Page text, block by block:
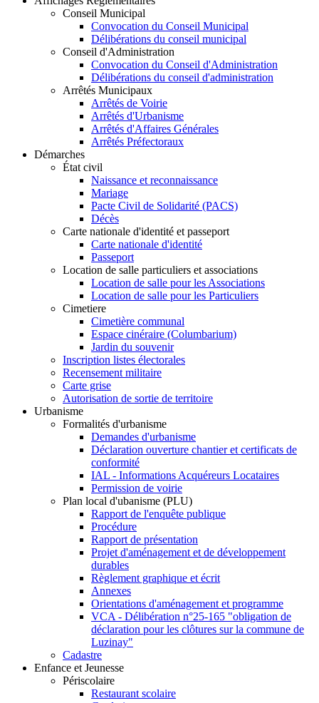
Conseil Municipal
Convocation du Conseil Municipal
Délibérations du conseil municipal
Conseil d'Administration
Convocation du Conseil d'Administration
Délibérations du conseil d'administration
Arrêtés Municipaux
Arrêtés de Voirie
Arrêtés d'Urbanisme
Arrêtés d'Affaires Générales
Arrêtés Préfectoraux
Démarches
État civil
Naissance et reconnaissance
Mariage
Pacte Civil de Solidarité (PACS)
Décès
Carte nationale d'identité et passeport
Carte nationale d'identité
Passeport
Location de salle particuliers et associations
Location de salle pour les Associations
Location de salle pour les Particuliers
Cimetiere
Cimetière communal
Espace cinéraire (Columbarium)
Jardin du souvenir
Inscription listes électorales
Recensement militaire
Carte grise
Autorisation de sortie de territoire
Urbanisme
Formalités d'urbanisme
Demandes d'urbanisme
Déclaration ouverture chantier et certificats de
conformité
IAL - Informations Acquéreurs Locataires
Permission de voirie
Plan local d'ubanisme (PLU)
Rapport de l'enquête publique
Procédure
Rapport de présentation
Projet d'aménagement et de développement
durables
Règlement graphique et écrit
Annexes
Orientations d'aménagement et programme
VCA - Délibération n°25-165 "obligation de
déclaration pour les clôtures sur la commune de
Luzinay"
Cadastre
Enfance et Jeunesse
Périscolaire
Restaurant scolaire